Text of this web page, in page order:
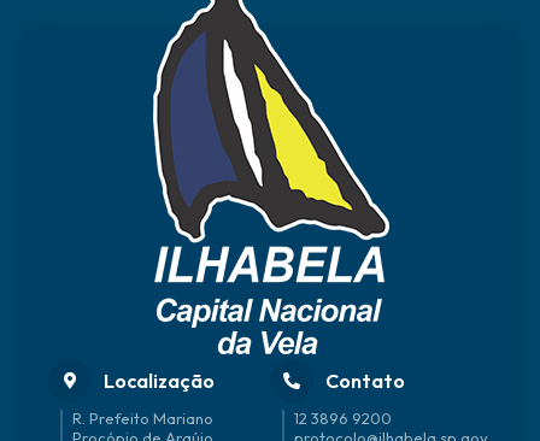
Localização
R. Prefeito Mariano
Contato
12 3896 9200